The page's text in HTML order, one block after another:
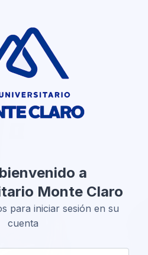
a
Monte Claro
para iniciar sesión en su
cuenta